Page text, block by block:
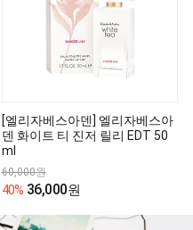
[엘리자베스아덴] 엘리자베스아
덴 화이트 티 진저 릴리 EDT 50
ml
60,000원
40% 36,000원